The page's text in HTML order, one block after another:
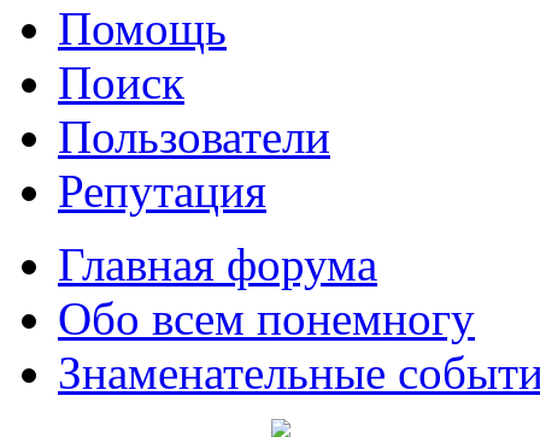
Помощь
Поиск
Пользователи
Репутация
Главная форума
Обо всем понемногу
Знаменательные